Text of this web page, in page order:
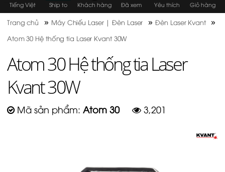
Tiếng Việt Ship to Khách hàng Đã xem Yêu thích Giỏ hàng
Trang chủ » Máy Chiếu Laser | Đèn Laser »Đèn Laser Kvant »
Atom 30 Hệ thống tia Laser Kvant 30W
Atom 30 Hệ thống tia Laser
Kvant 30W
Mã sản phẩm: Atom 30 3,201